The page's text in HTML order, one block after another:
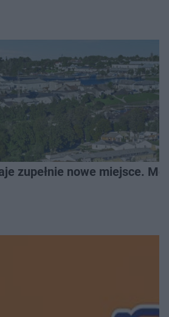
zupełnie nowe miejsce.